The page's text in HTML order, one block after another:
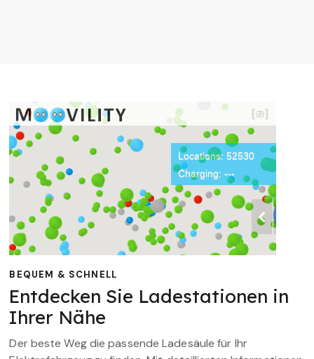
BEQUEM & SCHNELL
Entdecken Sie Ladestationen in
Ihrer Nähe
Der beste Weg die passende Ladesäule für Ihr